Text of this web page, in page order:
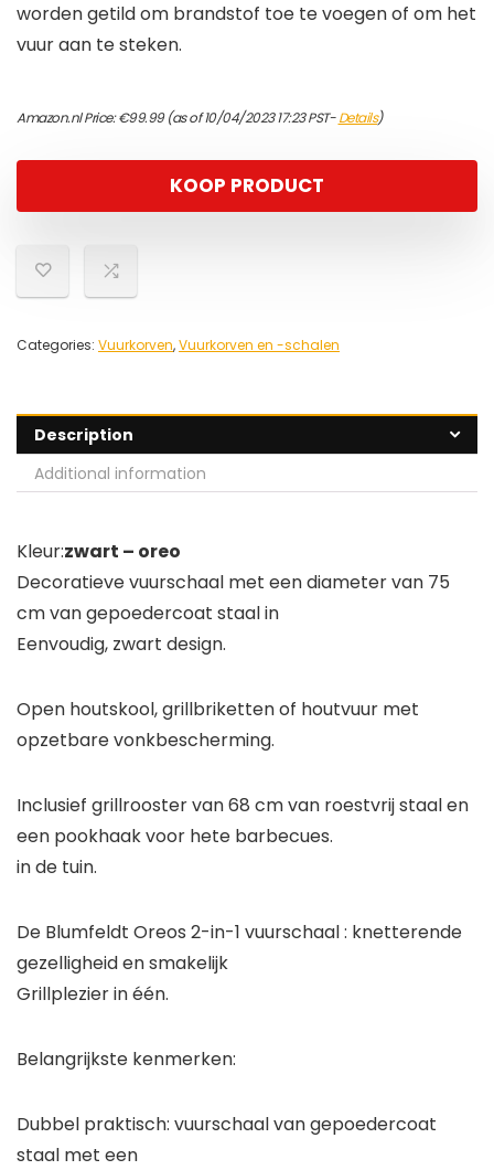
worden getild om brandstof toe te voegen of om het
vuur aan te steken.
Amazon.nl Price:€99.99(as of 10/04/2023 17:23 PST-Details)
KOOP PRODUCT
Categories: Vuurkorven,Vuurkorven en -schalen
Description
Additional information
Kleur:zwart – oreo
Decoratieve vuurschaal met een diameter van 75
cm van gepoedercoat staal in
Eenvoudig, zwart design.
Open houtskool, grillbriketten of houtvuur met
opzetbare vonkbescherming.
Inclusief grillrooster van 68 cm van roestvrij staal en
een pookhaak voor hete barbecues.
in de tuin.
De Blumfeldt Oreos 2-in-1 vuurschaal : knetterende
gezelligheid en smakelijk
Grillplezier in één.
Belangrijkste kenmerken:
Dubbel praktisch: vuurschaal van gepoedercoat
staal met een